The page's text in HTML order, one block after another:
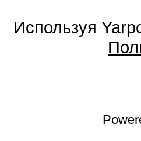
Используя